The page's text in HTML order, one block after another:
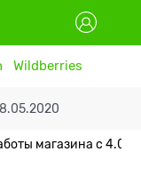
Wildberries
магазина с